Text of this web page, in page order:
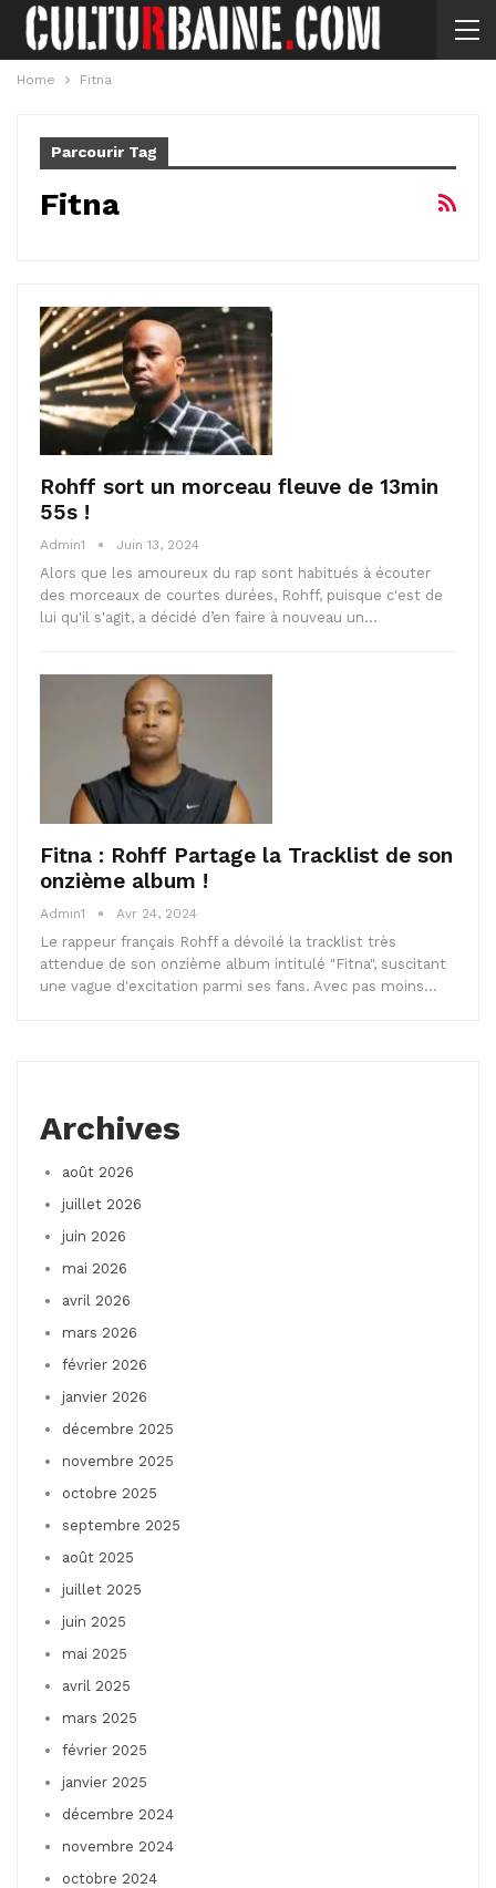
Home Fitna
Parcourir Tag
Fitna
Rohff sort un morceau fleuve de 13min
55s !
Admin1 Juin 13, 2024
Alors que les amoureux du rap sont habitués à écouter
des morceaux de courtes durées, Rohff, puisque c'est de
lui qu'il s'agit, a décidé d’en faire à nouveau un…
Fitna : Rohff Partage la Tracklist de son
onzième album !
Admin1 Avr 24, 2024
Le rappeur français Rohff a dévoilé la tracklist très
attendue de son onzième album intitulé "Fitna", suscitant
une vague d'excitation parmi ses fans. Avec pas moins…
Archives
août 2026
juillet 2026
juin 2026
mai 2026
avril 2026
mars 2026
février 2026
janvier 2026
décembre 2025
novembre 2025
octobre 2025
septembre 2025
août 2025
juillet 2025
juin 2025
mai 2025
avril 2025
mars 2025
février 2025
janvier 2025
décembre 2024
novembre 2024
octobre 2024